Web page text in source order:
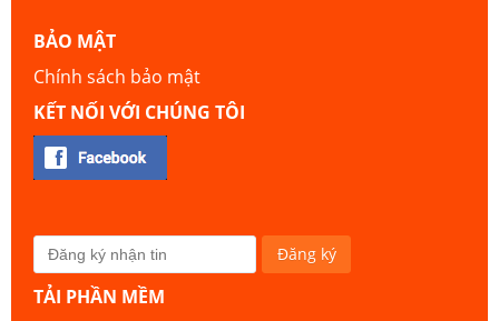
BẢO MẬT
Chính sách bảo mật
KẾT NỐI VỚI CHÚNG TÔI
TẢI PHẦN MỀM